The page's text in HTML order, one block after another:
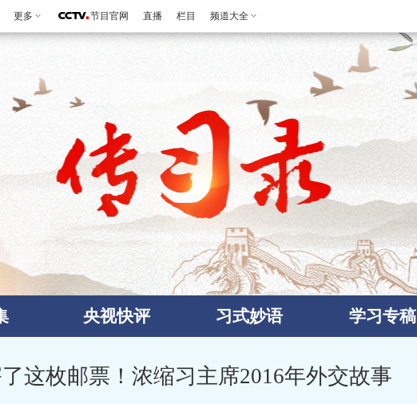
更多 节目官网 直播 栏目 频道大全
央视快评 习式妙语 学习专稿
这枚邮票！浓缩习主席2016年外交故事